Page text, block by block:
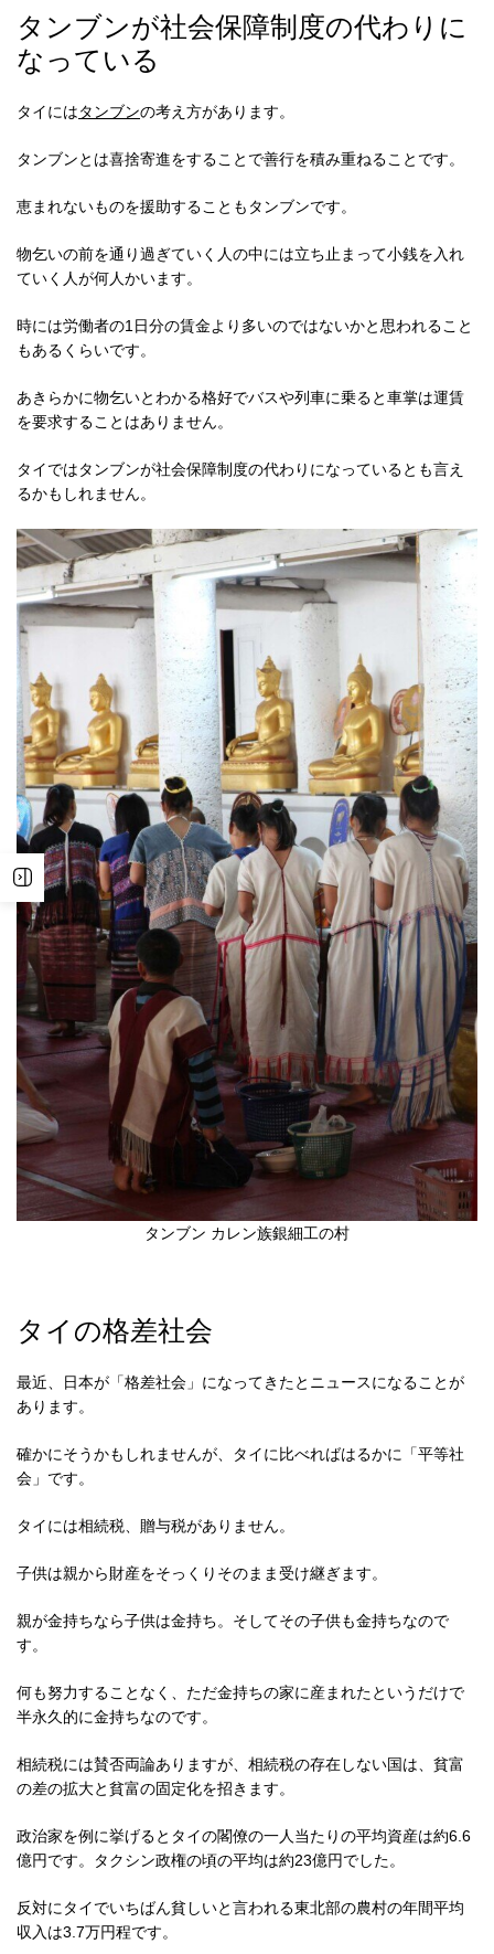
タンブンが社会保障制度の代わりに
なっている
タイにはタンブンの考え方があります。
タンブンとは喜捨寄進をすることで善行を積み重ねることです。
恵まれないものを援助することもタンブンです。
物乞いの前を通り過ぎていく人の中には立ち止まって小銭を入れ
ていく人が何人かいます。
時には労働者の1日分の賃金より多いのではないかと思われること
もあるくらいです。
あきらかに物乞いとわかる格好でバスや列車に乗ると車掌は運賃
を要求することはありません。
タイではタンブンが社会保障制度の代わりになっているとも言え
るかもしれません。
タンブン カレン族銀細工の村
タイの格差社会
最近、日本が「格差社会」になってきたとニュースになることが
あります。
確かにそうかもしれませんが、タイに比べればはるかに「平等社
会」です。
タイには相続税、贈与税がありません。
子供は親から財産をそっくりそのまま受け継ぎます。
親が金持ちなら子供は金持ち。そしてその子供も金持ちなので
す。
何も努力することなく、ただ金持ちの家に産まれたというだけで
半永久的に金持ちなのです。
相続税には賛否両論ありますが、相続税の存在しない国は、貧富
の差の拡大と貧富の固定化を招きます。
政治家を例に挙げるとタイの閣僚の一人当たりの平均資産は約6.6
億円です。タクシン政権の頃の平均は約23億円でした。
反対にタイでいちばん貧しいと言われる東北部の農村の年間平均
収入は3.7万円程です。